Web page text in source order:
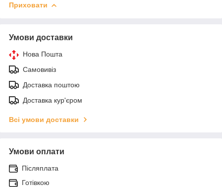
Приховати
Умови доставки
Нова Пошта
Самовивіз
Доставка поштою
Доставка кур'єром
Всі умови доставки
Умови оплати
Післяплата
Готівкою